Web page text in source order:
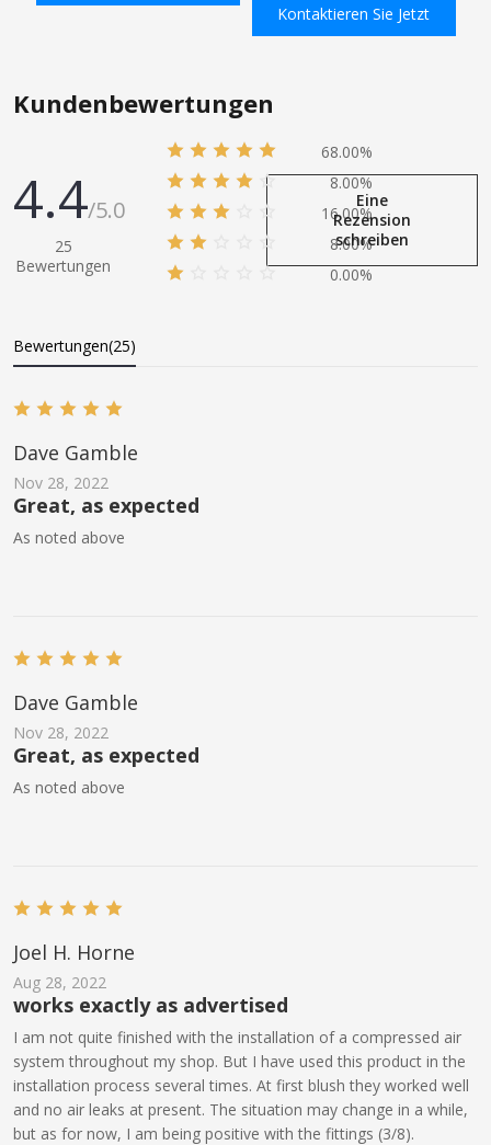
In den Einkaufswagen
ssigkeit/Kraftstoff/Luft
Kontaktieren Sie Jetzt
Kundenbewertungen
4.4/5.0
25
Bewertungen
68.00%
8.00%
16.00%
8.00%
0.00%
Eine
Rezension
schreiben
Bewertungen(25)
Dave Gamble
Nov 28, 2022
Great, as expected
As noted above
Dave Gamble
Nov 28, 2022
Great, as expected
As noted above
Joel H. Horne
Aug 28, 2022
works exactly as advertised
I am not quite finished with the installation of a compressed air
system throughout my shop. But I have used this product in the
installation process several times. At first blush they worked well
and no air leaks at present. The situation may change in a while,
but as for now, I am being positive with the fittings (3/8).